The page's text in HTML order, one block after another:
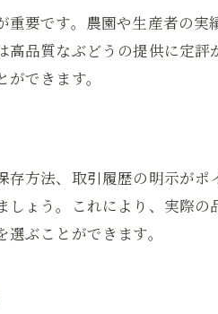
ぶどうの販売時に確認すべき
して輸入ぶどうを選ぶため
ぶどう販売で注意したい産地
ぶどうの特徴と選び方ガイド
ぶどう販売に多い人気品種の
どう中古販売で見かける高級
ぶどう販売のポイントと本物
ぶどうを中古販売で見つける
要です。農園や生産者の
品質なぶどうの提供に定
できます。
方法、取引履歴の明示が
ょう。これにより、実際
ぶことができます。